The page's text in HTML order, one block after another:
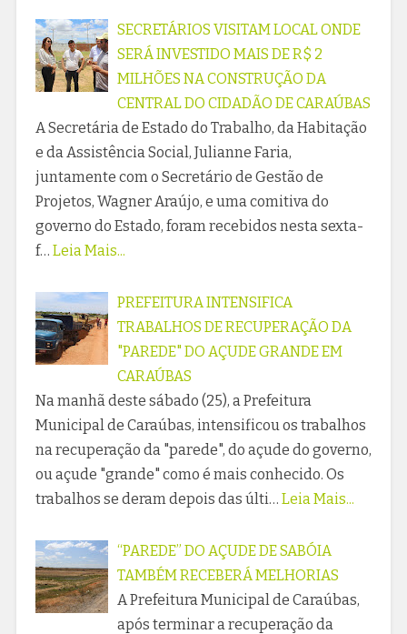
SECRETÁRIOS VISITAM LOCAL ONDE
SERÁ INVESTIDO MAIS DE R$ 2
MILHÕES NA CONSTRUÇÃO DA
CENTRAL DO CIDADÃO DE CARAÚBAS
A Secretária de Estado do Trabalho, da Habitação
e da Assistência Social, Julianne Faria,
juntamente com o Secretário de Gestão de
Projetos, Wagner Araújo, e uma comitiva do
governo do Estado, foram recebidos nesta sexta-
f… Leia Mais...
PREFEITURA INTENSIFICA
TRABALHOS DE RECUPERAÇÃO DA
"PAREDE" DO AÇUDE GRANDE EM
CARAÚBAS
Na manhã deste sábado (25), a Prefeitura
Municipal de Caraúbas, intensificou os trabalhos
na recuperação da "parede", do açude do governo,
ou açude "grande" como é mais conhecido. Os
trabalhos se deram depois das últi… Leia Mais...
“PAREDE” DO AÇUDE DE SABÓIA
TAMBÉM RECEBERÁ MELHORIAS
A Prefeitura Municipal de Caraúbas,
após terminar a recuperação da